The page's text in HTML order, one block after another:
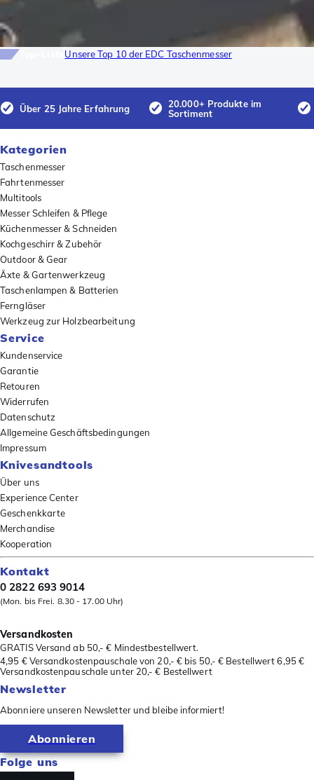
Unsere Top 10 der EDC Taschenmesser
Über 25 Jahre Erfahrung
20.000+ Produkte im
Sortiment
Kategorien
Taschenmesser
Fahrtenmesser
Multitools
Messer Schleifen & Pflege
Küchenmesser & Schneiden
Kochgeschirr & Zubehör
Outdoor & Gear
Äxte & Gartenwerkzeug
Taschenlampen & Batterien
Ferngläser
Werkzeug zur Holzbearbeitung
Service
Kundenservice
Garantie
Retouren
Widerrufen
Datenschutz
Allgemeine Geschäftsbedingungen
Impressum
Knivesandtools
Über uns
Experience Center
Geschenkkarte
Merchandise
Kooperation
Kontakt
0 2822 693 9014
(Mon. bis Frei. 8.30 - 17.00 Uhr)
Versandkosten
GRATIS Versand ab 50,- € Mindestbestellwert.
4,95 € Versandkostenpauschale von 20,- € bis 50,- € Bestellwert 6,95 €
Versandkostenpauschale unter 20,- € Bestellwert
Newsletter
Abonniere unseren Newsletter und bleibe informiert!
Abonnieren
Folge uns